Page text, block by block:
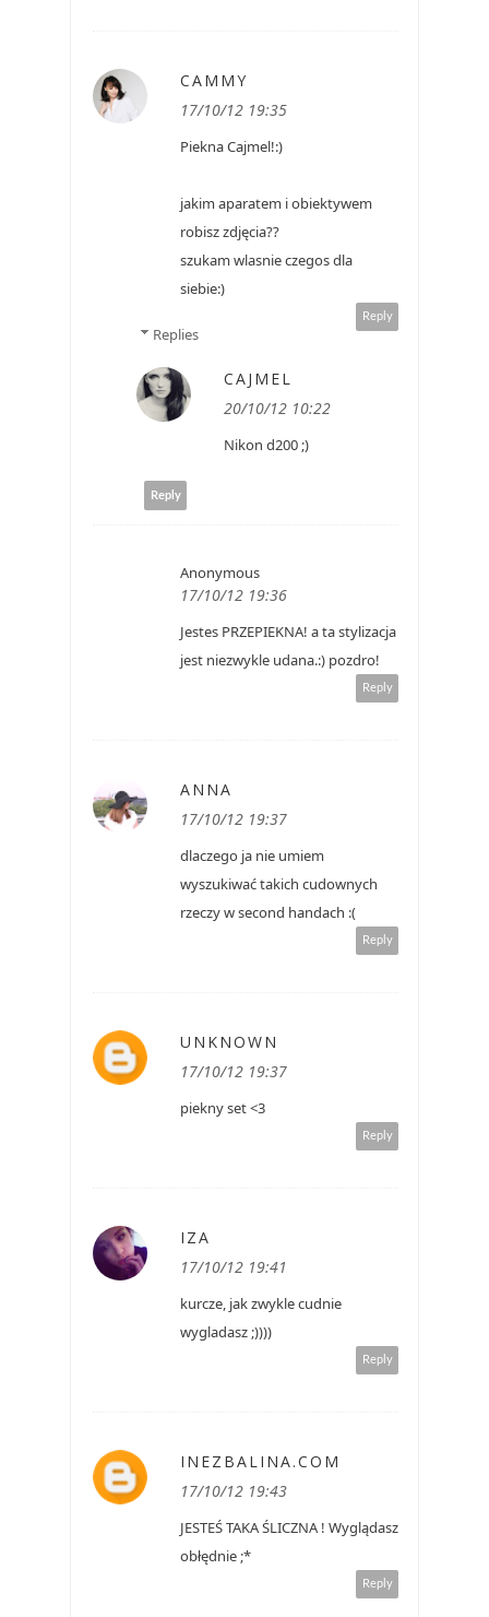
CAMMY
17/10/12 19:35
Piekna Cajmel!:)
jakim aparatem i obiektywem
robisz zdjęcia??
szukam wlasnie czegos dla
siebie:)
Reply
Replies
CAJMEL
20/10/12 10:22
Nikon d200 ;)
Reply
Anonymous
17/10/12 19:36
Jestes PRZEPIEKNA! a ta stylizacja
jest niezwykle udana.:) pozdro!
Reply
ANNA
17/10/12 19:37
dlaczego ja nie umiem
wyszukiwać takich cudownych
rzeczy w second handach :(
Reply
UNKNOWN
17/10/12 19:37
piekny set <3
Reply
IZA
17/10/12 19:41
kurcze, jak zwykle cudnie
wygladasz ;))))
Reply
INEZBALINA.COM
17/10/12 19:43
JESTEŚ TAKA ŚLICZNA ! Wyglądasz
obłędnie ;*
Reply